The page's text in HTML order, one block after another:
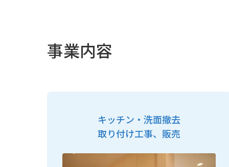
事業内容
キッチン・洗面撤去
取り付け工事、販売